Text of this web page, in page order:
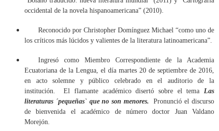
occidental de la novela hispanoamericana” (2010).
Reconocido por Christopher Domínguez Michael “como uno de
los críticos más lúcidos y valientes de la literatura latinoamericana”.
Ingresó como Miembro Correspondiente de la Academia
Ecuatoriana de la Lengua, el día martes 20 de septiembre de 2016,
en acto solemne y público celebrado en el auditorio de la
institución. El flamante académico disertó sobre el tema Las
literaturas ´pequeñas` que no son menores.
Pronunció el discurso
de bienvenida el académico de número doctor Juan Valdano
Morejón.